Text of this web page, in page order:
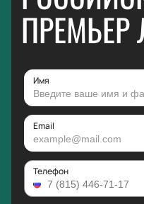
ПРЕМЬЕР
Имя
Email
Телефон